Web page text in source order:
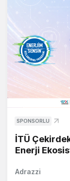
SPONSORLU
İTÜ
Enerji
Adrazzi